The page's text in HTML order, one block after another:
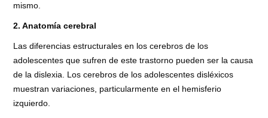
mismo.
2. Anatomía cerebral
Las diferencias estructurales en los cerebros de los
adolescentes que sufren de este trastorno pueden ser la causa
de la dislexia. Los cerebros de los adolescentes disléxicos
muestran variaciones, particularmente en el hemisferio
izquierdo.